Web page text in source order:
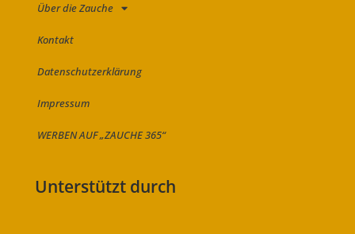
Über die Zauche
Kontakt
Datenschutzerklärung
Impressum
WERBEN AUF „ZAUCHE 365“
Unterstützt durch